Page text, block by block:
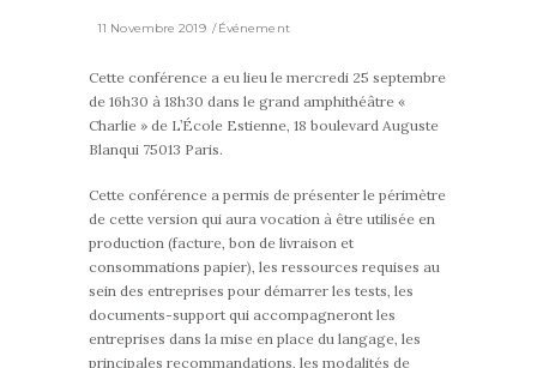
11 Novembre 2019 Événement
Cette conférence a eu lieu le mercredi 25 septembre
de 16h30 à 18h30 dans le grand amphithéâtre «
Charlie » de L’École Estienne, 18 boulevard Auguste
Blanqui 75013 Paris.
Cette conférence a permis de présenter le périmètre
de cette version qui aura vocation à être utilisée en
production (facture, bon de livraison et
consommations papier), les ressources requises au
sein des entreprises pour démarrer les tests, les
documents-support qui accompagneront les
entreprises dans la mise en place du langage, les
principales recommandations, les modalités de